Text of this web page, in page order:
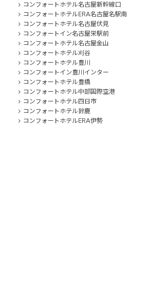
コンフォートホテル名古屋新幹線口
コンフォートホテルERA名古屋名駅南
コンフォートホテル名古屋伏見
コンフォートイン名古屋栄駅前
コンフォートホテル名古屋金山
コンフォートホテル刈谷
コンフォートホテル豊川
コンフォートイン豊川インター
コンフォートホテル豊橋
コンフォートホテル中部国際空港
コンフォートホテル四日市
コンフォートホテル鈴鹿
コンフォートホテルERA伊勢